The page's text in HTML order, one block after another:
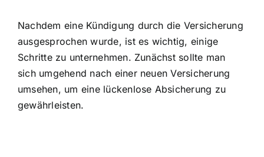
Nachdem eine Kündigung durch die Versicherung
ausgesprochen wurde, ist es wichtig, einige
Schritte zu unternehmen. Zunächst sollte man
sich umgehend nach einer neuen Versicherung
umsehen, um eine lückenlose Absicherung zu
gewährleisten.